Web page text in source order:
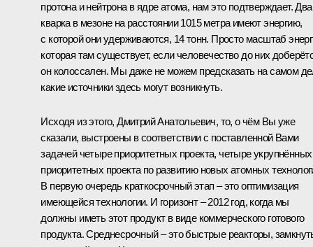
протона и нейтрона в ядре атома, нам это подтверждает. Два
кварка в мезоне на расстоянии 1015 метра имеют энергию,
с которой они удерживаются, 14 тонн. Просто масштаб
которая там существует, если человечество до них
он колоссален. Мы даже не можем предсказать на самом
какие источники здесь могут возникнуть.
Исходя из этого, Дмитрий Анатольевич, то, о чём Вы уже
сказали, выстроены в соответствии с поставленной Вами
задачей четыре приоритетных проекта, четыре укрупнённых
приоритетных проекта по развитию новых атомных
В первую очередь краткосрочный этап – это оптимизация
имеющейся технологии. И горизонт – 2012 год, когда мы
должны иметь этот продукт в виде коммерческого готового
продукта. Среднесрочный – это быстрые реакторы,